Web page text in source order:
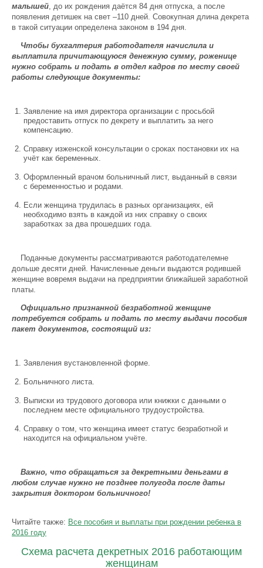
малышей, до их рождения даётся 84 дня отпуска, а после
появления детишек на свет –110 дней. Совокупная длина декрета
в такой ситуации определена законом в 194 дня.
Чтобы бухгалтерия работодателя начислила и
выплатила причитающуюся денежную сумму, роженице
нужно собрать и подать в отдел кадров по месту своей
работы следующие документы:
Заявление на имя директора организации с просьбой
предоставить отпуск по декрету и выплатить за него
компенсацию.
Справку изженской консультации о сроках постановки их на
учёт как беременных.
Оформленный врачом больничный лист, выданный в связи
с беременностью и родами.
Если женщина трудилась в разных организациях, ей
необходимо взять в каждой из них справку о своих
заработках за два прошедших года.
Поданные документы рассматриваются работодателемне
дольше десяти дней. Начисленные деньги выдаются родившей
женщине вовремя выдачи на предприятии ближайшей заработной
платы.
Официально признанной безработной женщине
потребуется собрать и подать по месту выдачи пособия
пакет документов, состоящий из:
Заявления вустановленной форме.
Больничного листа.
Выписки из трудового договора или книжки с данными о
последнем месте официального трудоустройства.
Справку о том, что женщина имеет статус безработной и
находится на официальном учёте.
Важно, что обращаться за декретными деньгами в
любом случае нужно не позднее полугода после даты
закрытия доктором больничного!
Читайте также: Все пособия и выплаты при рождении ребенка в
2016 году
Схема расчета декретных 2016 работающим
женщинам